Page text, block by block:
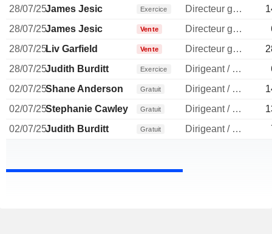
28/07/25James Jesic Exercice Directeur general
28/07/25James Jesic Vente Directeur general
28/07/25Liv Garfield Vente Directeur general
28/07/25Judith Burditt Exercice Dirigeant / cadre principal
02/07/25Shane Anderson Gratuit Dirigeant / cadre principal
02/07/25Stephanie Cawley Gratuit Dirigeant / cadre principal
02/07/25Judith Burditt Gratuit Dirigeant / cadre principal